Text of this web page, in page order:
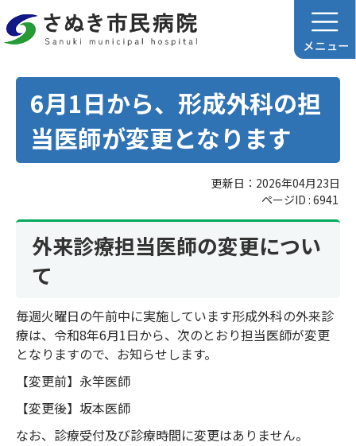
6月1日から、形成外科の担
当医師が変更となります
更新日：2026年04月23日
ページID : 6941
外来診療担当医師の変更につい
て
毎週火曜日の午前中に実施しています形成外科の外来診
療は、令和8年6月1日から、次のとおり担当医師が変更
となりますので、お知らせします。
【変更前】永竿医師
【変更後】坂本医師
なお、診療受付及び診療時間に変更はありません。